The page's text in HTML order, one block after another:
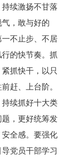
续激扬不甘落
，敢与好的
不止步、不居
的快节奏。抓
抓快干，以只
赶、上台阶。
续抓好十大类
，更好统筹发
全感。要强化
党员干部学习